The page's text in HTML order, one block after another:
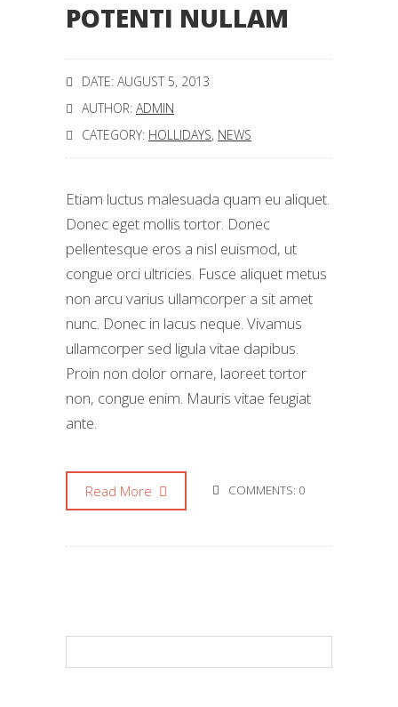
POTENTI NULLAM
DATE: AUGUST 5, 2013
AUTHOR: ADMIN
CATEGORY: HOLLIDAYS, NEWS
Etiam luctus malesuada quam eu aliquet.
Donec eget mollis tortor. Donec
pellentesque eros a nisl euismod, ut
congue orci ultricies. Fusce aliquet metus
non arcu varius ullamcorper a sit amet
nunc. Donec in lacus neque. Vivamus
ullamcorper sed ligula vitae dapibus.
Proin non dolor ornare, laoreet tortor
non, congue enim. Mauris vitae feugiat
ante.
Read More COMMENTS: 0